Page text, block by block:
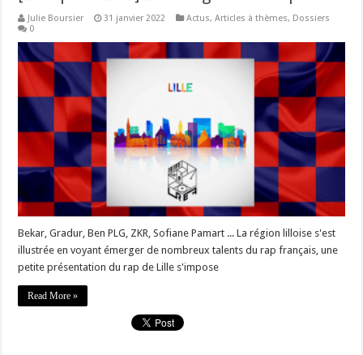
Julie Boursier 31 janvier 2022 Actus,Articles à thèmes, Dossiers
0
Bekar, Gradur, Ben PLG, ZKR, Sofiane Pamart ... La région lilloise s'est
illustrée en voyant émerger de nombreux talents du rap français, une
petite présentation du rap de Lille s'impose
Read More »